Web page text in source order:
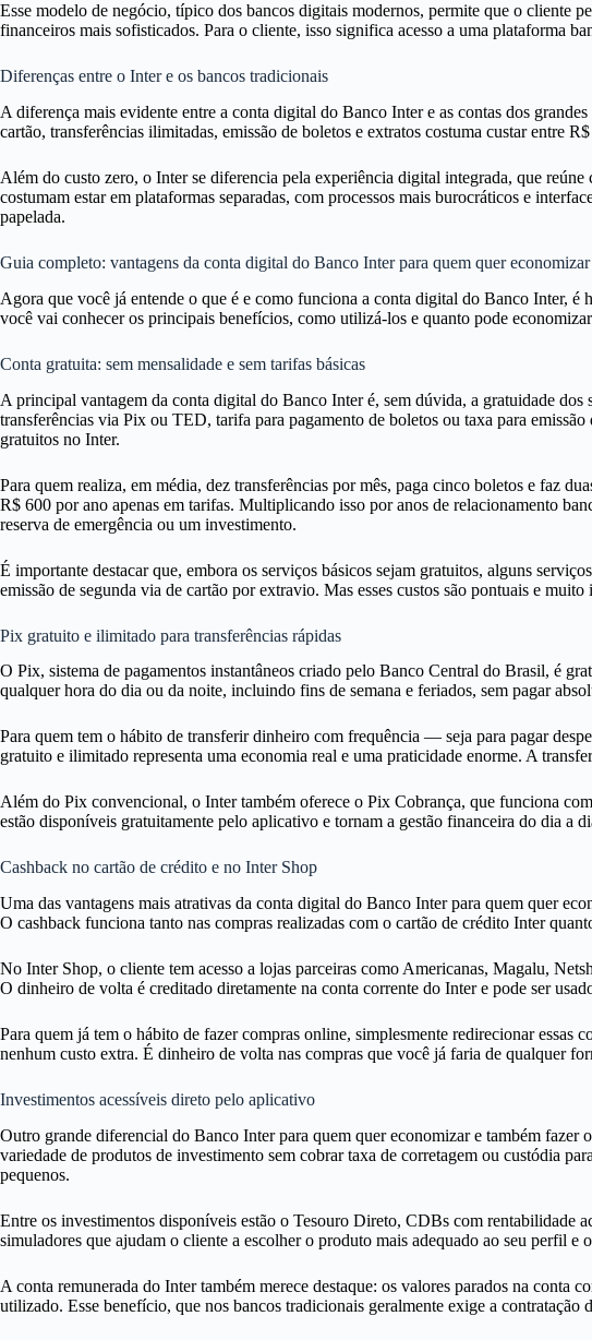
Esse modelo de negócio, típico dos bancos digitais modernos, permite que o cliente
financeiros mais sofisticados. Para o cliente, isso significa acesso a uma plataforma
Diferenças entre o Inter e os bancos tradicionais
A diferença mais evidente entre a conta digital do Banco Inter e as contas dos
cartão, transferências ilimitadas, emissão de boletos e extratos costuma custar entre
Além do custo zero, o Inter se diferencia pela experiência digital integrada, que
costumam estar em plataformas separadas, com processos mais burocráticos e
papelada.
Guia completo: vantagens da conta digital do Banco Inter para quem quer economizar
Agora que você já entende o que é e como funciona a conta digital do Banco Inter, é
você vai conhecer os principais benefícios, como utilizá-los e quanto pode
Conta gratuita: sem mensalidade e sem tarifas básicas
A principal vantagem da conta digital do Banco Inter é, sem dúvida, a gratuidade dos
transferências via Pix ou TED, tarifa para pagamento de boletos ou taxa para
gratuitos no Inter.
Para quem realiza, em média, dez transferências por mês, paga cinco boletos e faz
R$ 600 por ano apenas em tarifas. Multiplicando isso por anos de relacionamento
reserva de emergência ou um investimento.
É importante destacar que, embora os serviços básicos sejam gratuitos, alguns
emissão de segunda via de cartão por extravio. Mas esses custos são pontuais e
Pix gratuito e ilimitado para transferências rápidas
O Pix, sistema de pagamentos instantâneos criado pelo Banco Central do Brasil, é
qualquer hora do dia ou da noite, incluindo fins de semana e feriados, sem pagar
Para quem tem o hábito de transferir dinheiro com frequência — seja para pagar
gratuito e ilimitado representa uma economia real e uma praticidade enorme. A
Além do Pix convencional, o Inter também oferece o Pix Cobrança, que funciona
estão disponíveis gratuitamente pelo aplicativo e tornam a gestão financeira do dia a
Cashback no cartão de crédito e no Inter Shop
Uma das vantagens mais atrativas da conta digital do Banco Inter para quem quer
O cashback funciona tanto nas compras realizadas com o cartão de crédito Inter
No Inter Shop, o cliente tem acesso a lojas parceiras como Americanas, Magalu,
O dinheiro de volta é creditado diretamente na conta corrente do Inter e pode ser
Para quem já tem o hábito de fazer compras online, simplesmente redirecionar
nenhum custo extra. É dinheiro de volta nas compras que você já faria de qualquer
Investimentos acessíveis direto pelo aplicativo
Outro grande diferencial do Banco Inter para quem quer economizar e também
variedade de produtos de investimento sem cobrar taxa de corretagem ou custódia
pequenos.
Entre os investimentos disponíveis estão o Tesouro Direto, CDBs com
simuladores que ajudam o cliente a escolher o produto mais adequado ao seu perfil
A conta remunerada do Inter também merece destaque: os valores parados na
utilizado. Esse benefício, que nos bancos tradicionais geralmente exige a